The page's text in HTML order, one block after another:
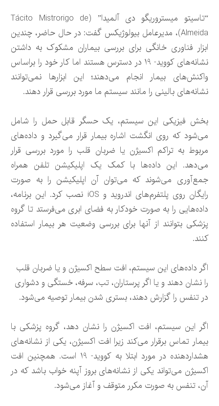
“تاسیتو میستروریگو دی آلمیدا” (Tácito Mistrorigo de
Almeida)، مدیرعامل بیولوژیکس گفت: در حال حاضر، چندین
ابزار فناوری خانگی برای بررسی بیماران مشکوک به داشتن
نشانه‌های کووید- 19 در دسترس هستند اما کار خود را براساس
واکنش‌های بیمار انجام می‌دهند؛ این ابزارها نمی‌توانند
نشانه‌های بالینی را مانند سیستم ما مورد بررسی قرار دهند.
بخش فیزیکی این سیستم، یک حسگر قابل حمل را شامل
می‌شود که روی انگشت اشاره بیمار قرار می‌گیرد و داده‌های
مربوط به تراکم اکسیژن یا ضربان قلب را مورد بررسی قرار
می‌دهد. این داده‌ها با کمک یک اپلیکیشن تلفن همراه
جمع‌آوری می‌شوند که می‌توان آن‌ اپلیکیشن را به صورت
رایگان روی پلتفرم‌های اندروید و iOS نصب کرد. این برنامه،
داده‌هایی را به صورت خودکار به فضای ابری می‌فرستد تا گروه
پزشکی بتوانند از آنها برای بررسی وضعیت هر بیمار استفاده
کنند.
اگر داده‌های این سیستم، افت سطح اکسیژن و یا ضربان قلب
را نشان دهند و یا اگر پرستاران، تب، سرفه، خستگی و دشواری
در تنفس را گزارش دهند، بستری شدن بیمار توصیه می‌شود.
اگر این سیستم، افت اکسیژن را نشان دهد، گروه پزشکی با
بیمار تماس برقرار می‌کند زیرا افت اکسیژن، یکی از نشانه‌های
هشداردهنده در مورد ابتلا به کووید- 19 است. همچنین افت
اکسیژن می‌تواند یکی از نشانه‌های بروز آپنه خواب باشد که در
آن، تنفس به صورت مکرر متوقف و آغاز می‌شود.